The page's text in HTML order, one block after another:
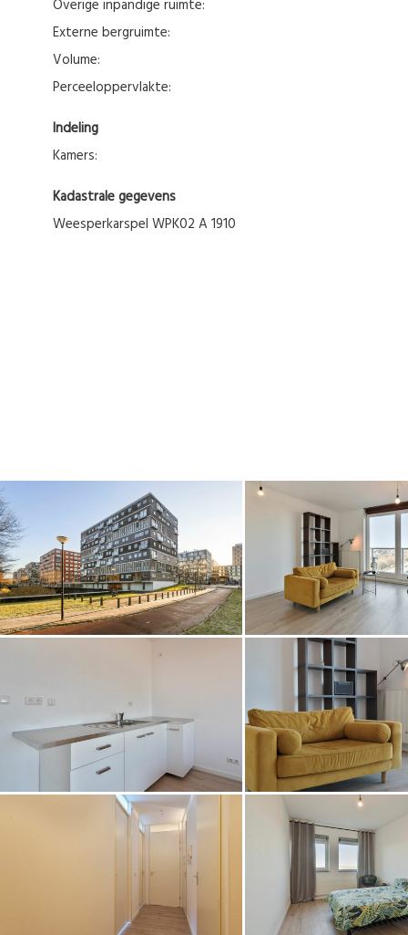
Overige inpandige ruimte:
Externe bergruimte:
Volume:
Perceeloppervlakte:
Indeling
Kamers:
Kadastrale gegevens
Weesperkarspel WPK02 A 1910